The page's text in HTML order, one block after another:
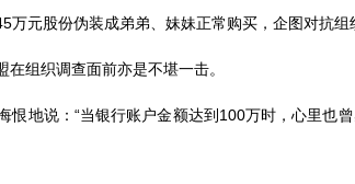
万元股份伪装成弟弟、妹妹正常购买，企图对抗组
组织调查面前亦是不堪一击。
恨地说： “当银行账户金额达到 100万时，心里也